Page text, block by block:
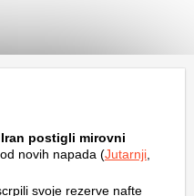
Iran postigli mirovni
novih napada (Jutarnji
svoje rezerve nafte